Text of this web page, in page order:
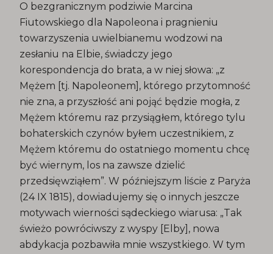
O bezgranicznym podziwie Marcina
Fiutowskiego dla Napoleona i pragnieniu
towarzyszenia uwielbianemu wodzowi na
zesłaniu na Elbie, świadczy jego
korespondencja do brata, a w niej słowa: „z
Mężem [tj. Napoleonem], którego przytomność
nie zna, a przyszłość ani pojąć będzie mogła, z
Mężem któremu raz przysiągłem, którego tylu
bohaterskich czynów byłem uczestnikiem, z
Mężem któremu do ostatniego momentu chcę
być wiernym, los na zawsze dzielić
przedsięwziąłem”. W późniejszym liście z Paryża
(24 IX 1815), dowiadujemy się o innych jeszcze
motywach wierności sądeckiego wiarusa: „Tak
świeżo powróciwszy z wyspy [Elby], nowa
abdykacja pozbawiła mnie wszystkiego. W tym